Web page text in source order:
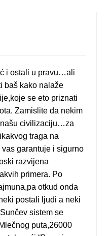
i ostali u pravu…ali
baš kako nalaže
se eto priznati
Zamislite da nekim
civilizaciju…za
traga na
garantuje i sigurno
razvijena
primera. Po
otkud onda
postali ljudi a neki
sistem se
puta,26000